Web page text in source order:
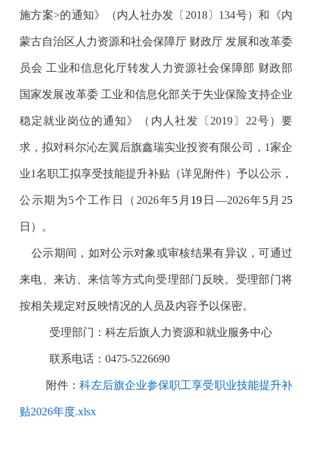
施方案>的通知》（内人社办发〔2018〕134号）和《内
蒙古自治区人力资源和社会保障厅 财政厅 发展和改革委
员会 工业和信息化厅转发人力资源社会保障部 财政部
国家发展改革委 工业和信息化部关于失业保险支持企业
稳定就业岗位的通知》（内人社发〔2019〕22号）要
求，拟对科尔沁左翼后旗鑫瑞实业投资有限公司， 1家企
业1名职工拟享受技能提升补贴（详见附件）予以公示，
公示期为5个工作日（2026年5 月 19 日 —2026年5月 25
日）。
公示期间，如对公示对象或审核结果有异议，可通过
来电、来访、来信等方式向受理部门反映。受理部门将
按相关规定对反映情况的人员及内容予以保密。
受理部门： 科左后旗人力资源和就业服务中心
联系电话： 0475-5226690
附件：科左后旗企业参保职工享受职业技能提升补
贴2026年度.xlsx